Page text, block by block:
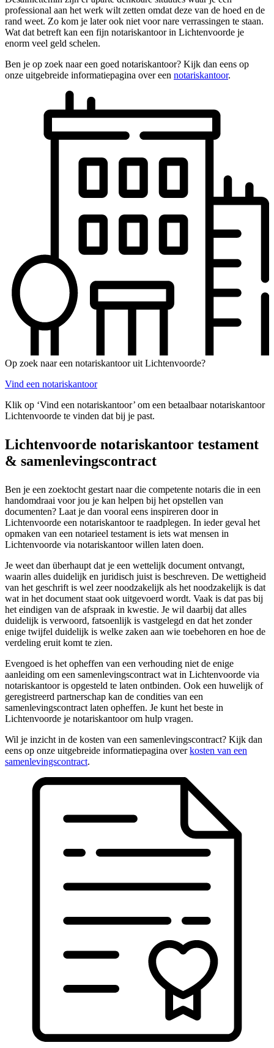
professional aan het werk wilt zetten omdat deze van de hoed en de
rand weet. Zo kom je later ook niet voor nare verrassingen te staan.
Wat dat betreft kan een fijn notariskantoor in Lichtenvoorde je
enorm veel geld schelen.
Ben je op zoek naar een goed notariskantoor? Kijk dan eens op
onze uitgebreide informatiepagina over een notariskantoor.
Op zoek naar een notariskantoor uit Lichtenvoorde?
Vind een notariskantoor
Klik op ‘Vind een notariskantoor’ om een betaalbaar notariskantoor
Lichtenvoorde te vinden dat bij je past.
Lichtenvoorde notariskantoor testament
& samenlevingscontract
Ben je een zoektocht gestart naar die competente notaris die in een
handomdraai voor jou je kan helpen bij het opstellen van
documenten? Laat je dan vooral eens inspireren door in
Lichtenvoorde een notariskantoor te raadplegen. In ieder geval het
opmaken van een notarieel testament is iets wat mensen in
Lichtenvoorde via notariskantoor willen laten doen.
Je weet dan überhaupt dat je een wettelijk document ontvangt,
waarin alles duidelijk en juridisch juist is beschreven. De wettigheid
van het geschrift is wel zeer noodzakelijk als het noodzakelijk is dat
wat in het document staat ook uitgevoerd wordt. Vaak is dat pas bij
het eindigen van de afspraak in kwestie. Je wil daarbij dat alles
duidelijk is verwoord, fatsoenlijk is vastgelegd en dat het zonder
enige twijfel duidelijk is welke zaken aan wie toebehoren en hoe de
verdeling eruit komt te zien.
Evengoed is het opheffen van een verhouding niet de enige
aanleiding om een samenlevingscontract wat in Lichtenvoorde via
notariskantoor is opgesteld te laten ontbinden. Ook een huwelijk of
geregistreerd partnerschap kan de condities van een
samenlevingscontract laten opheffen. Je kunt het beste in
Lichtenvoorde je notariskantoor om hulp vragen.
Wil je inzicht in de kosten van een samenlevingscontract? Kijk dan
eens op onze uitgebreide informatiepagina overkosten van een
samenlevingscontract.